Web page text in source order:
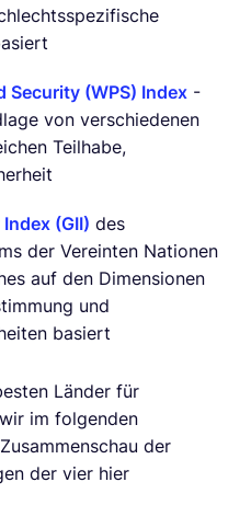
Security (WPS) Index -
von verschiedenen
Teilhabe,
(GII) des
der Vereinten Nationen
auf den Dimensionen
und
basiert
Länder für
im folgenden
der
der vier hier